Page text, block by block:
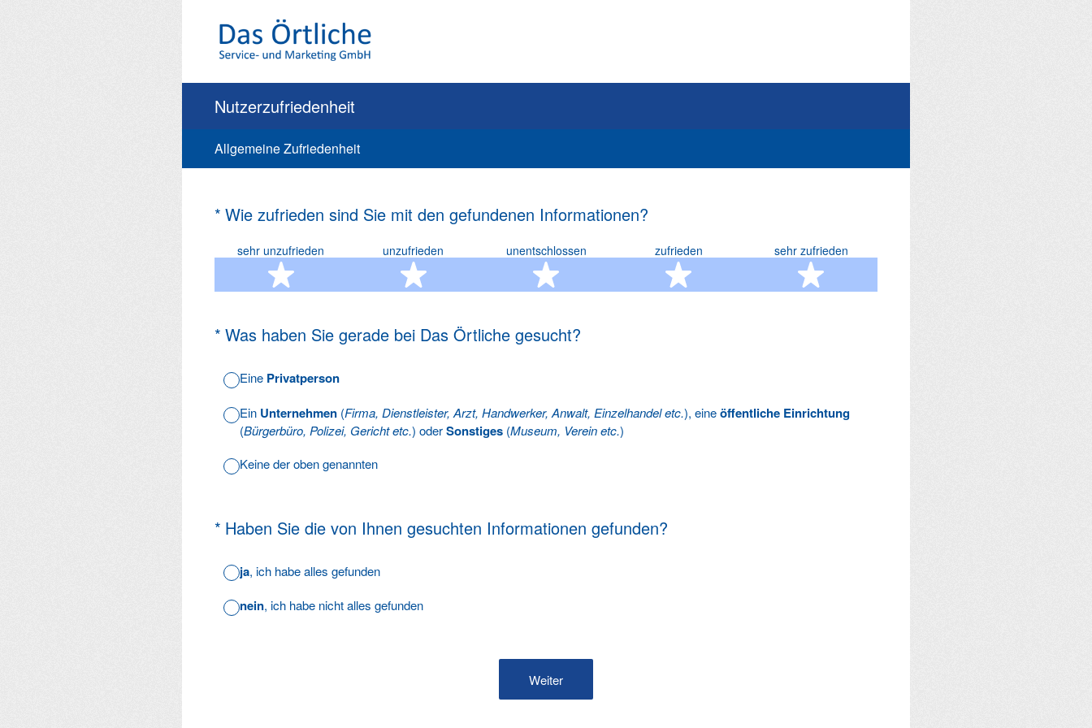
Nutzerzufriedenheit
Allgemeine Zufriedenheit
* Wie zufrieden sind Sie mit den gefundenen Informationen?
(Erforderlich.)
sehr unzufrieden
1 Stern
unzufrieden
2 Sterne
unentschlossen
3 Sterne
zufrieden
4 Sterne
sehr zufrieden
5 Sterne
* Was haben Sie gerade bei Das Örtliche gesucht?
(Erforderlich.)
Eine Privatperson
Ein Unternehmen (Firma, Dienstleister, Arzt, Handwerker, Anwalt, Einzelhandel etc.), eineöffentliche Einrichtung
(Bürgerbüro, Polizei, Gericht etc.) oderSonstiges (Museum, Verein etc.)
Keine der oben genannten
* Haben Sie die von Ihnen gesuchten Informationen gefunden?
(Erforderlich.)
ja, ich habe alles gefunden
nein, ich habe nicht alles gefunden
Weiter